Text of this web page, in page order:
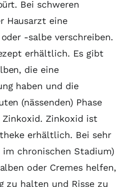
Bei schweren
Hausarzt eine
-salbe verschreiben.
erhältlich. Es gibt
die eine
haben und die
(nässenden) Phase
Zinkoxid ist
erhältlich. Bei sehr
chronischen Stadium)
oder Cremes helfen,
zu halten und Risse zu